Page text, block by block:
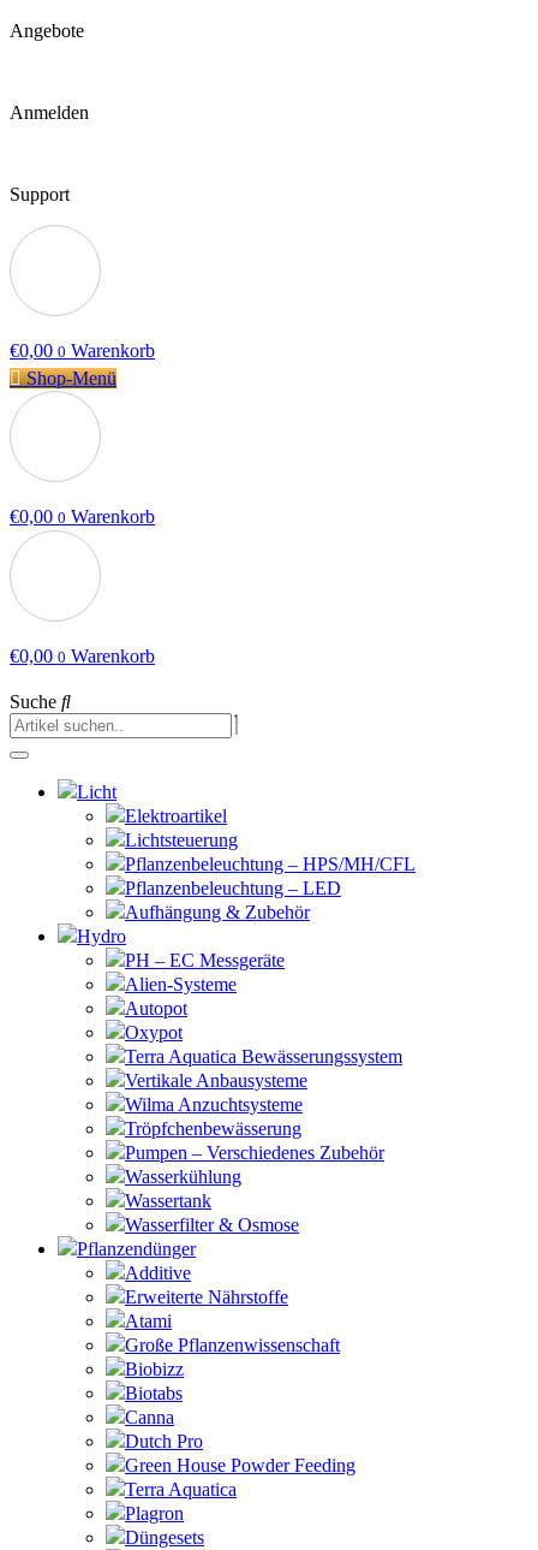
Angebote
Anmelden
Support
€0,00 0 Warenkorb
Shop-Menü
€0,00 0 Warenkorb
€0,00 0 Warenkorb
Suche
Licht
Elektroartikel
Lichtsteuerung
Pflanzenbeleuchtung – HPS/MH/CFL
Pflanzenbeleuchtung – LED
Aufhängung & Zubehör
Hydro
PH – EC Messgeräte
Alien-Systeme
Autopot
Oxypot
Terra Aquatica Bewässerungssystem
Vertikale Anbausysteme
Wilma Anzuchtsysteme
Tröpfchenbewässerung
Pumpen – Verschiedenes Zubehör
Wasserkühlung
Wassertank
Wasserfilter & Osmose
Pflanzendünger
Additive
Erweiterte Nährstoffe
Atami
Große Pflanzenwissenschaft
Biobizz
Biotabs
Canna
Dutch Pro
Green House Powder Feeding
Terra Aquatica
Plagron
Düngesets